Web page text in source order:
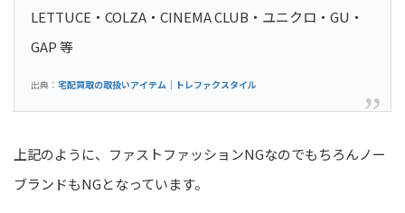
LETTUCE・COLZA・CINEMA CLUB・ユニクロ・GU・
GAP 等
出典： 宅配買取の取扱いアイテム｜トレファクスタイル
上記のように、ファストファッションNGなのでもちろんノー
ブランドもNGとなっています。